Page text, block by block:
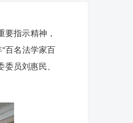
要指示精神，
百名法学家百
员刘惠民、